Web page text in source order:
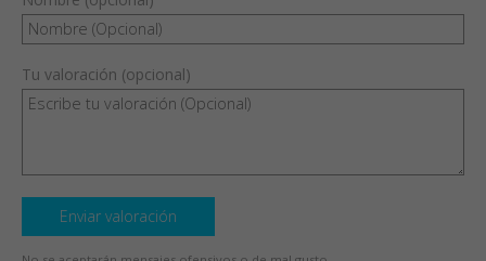
Tu valoración (opcional)
Enviar valoración